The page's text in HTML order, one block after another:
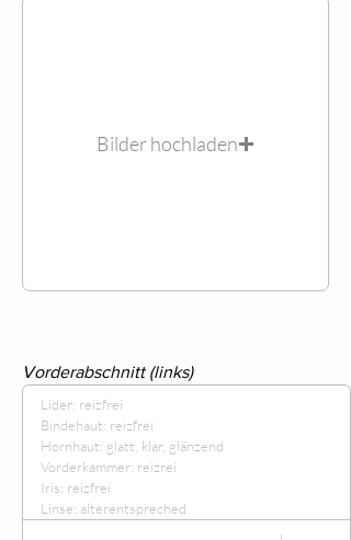
Bilder hochladen
Vorderabschnitt (links)
Lider: reizfrei
Bindehaut: reizfrei
Hornhaut: glatt, klar, glänzend
Vorderkammer: reizrei
Iris: reizfrei
Linse: alterentspreched